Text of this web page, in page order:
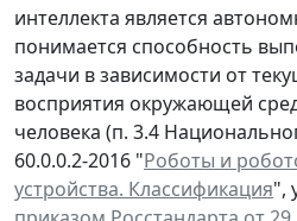
интеллекта является
понимается способность
задачи в зависимости от
восприятия окружающей
человека (п. 3.4
60.0.0.2-2016 "Роботы и
устройства. Классификация",